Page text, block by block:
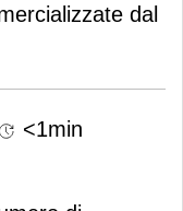
dal
<1min